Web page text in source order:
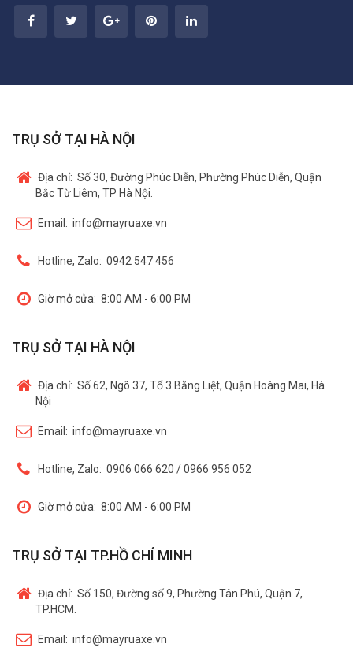
TRỤ SỞ TẠI HÀ NỘI
Địa chỉ: Số 30, Đường Phúc Diễn, Phường Phúc Diễn, Quận
Bắc Từ Liêm, TP Hà Nội.
Email: info@mayruaxe.vn
Hotline, Zalo: 0942 547 456
Giờ mở cửa: 8:00 AM - 6:00 PM
TRỤ SỞ TẠI HÀ NỘI
Địa chỉ: Số 62, Ngõ 37, Tổ 3 Bằng Liệt, Quận Hoàng Mai, Hà
Nội
Email: info@mayruaxe.vn
Hotline, Zalo: 0906 066 620 / 0966 956 052
Giờ mở cửa: 8:00 AM - 6:00 PM
TRỤ SỞ TẠI TP.HỒ CHÍ MINH
Địa chỉ: Số 150, Đường số 9, Phường Tân Phú, Quận 7,
TP.HCM.
Email: info@mayruaxe.vn